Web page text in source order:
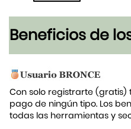
Beneficios de
Con solo registrarte (gratis)
pago de ningún tipo. Los
todas las herramientas y